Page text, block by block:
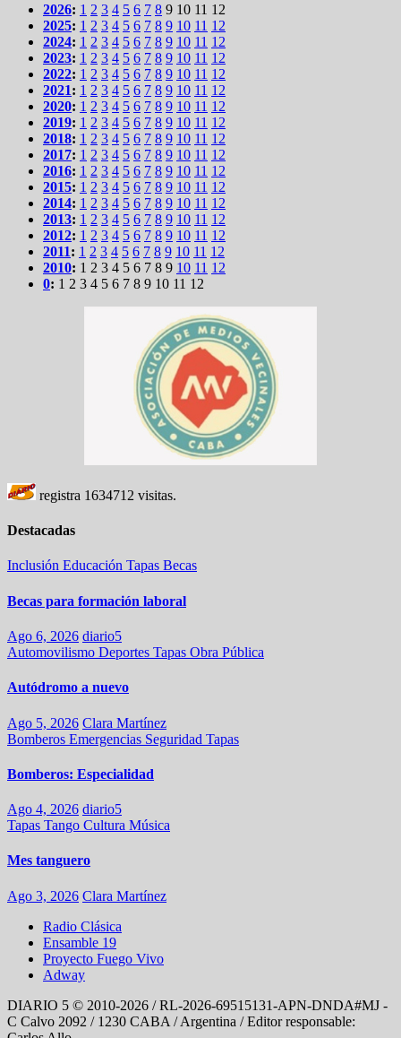
2026: 1 2 3 4 5 6 7 8 9 10 11 12
2025: 1 2 3 4 5 6 7 8 9 10 11 12
2024: 1 2 3 4 5 6 7 8 9 10 11 12
2023: 1 2 3 4 5 6 7 8 9 10 11 12
2022: 1 2 3 4 5 6 7 8 9 10 11 12
2021: 1 2 3 4 5 6 7 8 9 10 11 12
2020: 1 2 3 4 5 6 7 8 9 10 11 12
2019: 1 2 3 4 5 6 7 8 9 10 11 12
2018: 1 2 3 4 5 6 7 8 9 10 11 12
2017: 1 2 3 4 5 6 7 8 9 10 11 12
2016: 1 2 3 4 5 6 7 8 9 10 11 12
2015: 1 2 3 4 5 6 7 8 9 10 11 12
2014: 1 2 3 4 5 6 7 8 9 10 11 12
2013: 1 2 3 4 5 6 7 8 9 10 11 12
2012: 1 2 3 4 5 6 7 8 9 10 11 12
2011: 1 2 3 4 5 6 7 8 9 10 11 12
2010: 1 2 3 4 5 6 7 8 9 10 11 12
0: 1 2 3 4 5 6 7 8 9 10 11 12
registra 1634712 visitas.
Destacadas
Inclusión Educación Tapas Becas
Becas para formación laboral
Ago 6, 2026 diario5
Automovilismo Deportes Tapas Obra Pública
Autódromo a nuevo
Ago 5, 2026 Clara Martínez
Bomberos Emergencias Seguridad Tapas
Bomberos: Especialidad
Ago 4, 2026 diario5
Tapas Tango Cultura Música
Mes tanguero
Ago 3, 2026 Clara Martínez
Radio Clásica
Ensamble 19
Proyecto Fuego Vivo
Adway
DIARIO 5 © 2010-2026 / RL-2026-69515131-APN-DNDA#MJ -
C Calvo 2092 / 1230 CABA / Argentina / Editor responsable: